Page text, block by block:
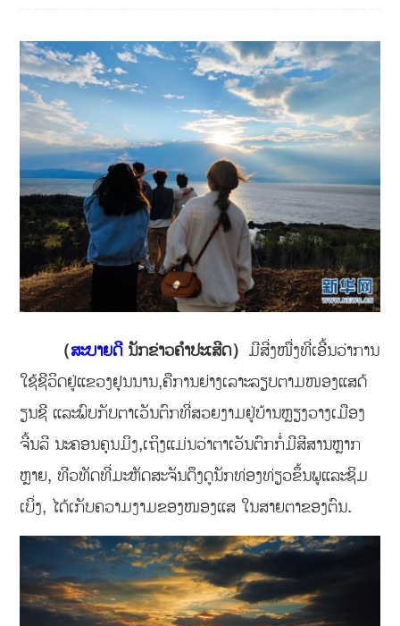
（ສະບາຍດີນັກຂ່າວຄຳປະເສີດ） ມີສີ່ງໜື່ງທີ່ເອີ້ນວ່າການ
ໃຊ້ຊີວິດຢູ່ແຂວງຢຸນນານ,ຄືການຍ່າງເລາະລຽບຕາມໜອງແສດ້
ຽນຊີ ແລະພົບກັບຕາເວັນຕົກທີ່ສວຍງາມຢູ່ບ້ານຫຼຽງວາງເມືອງ
ຈີ້ນລີ ນະຄອນຄຸນມິງ,ເຖິງແມ່ນວ່າຕາເວັນຕົກກໍ່ມີສີສານຫຼາກ
ຫຼາຍ, ທີວທັດທີ່ມະຫັດສະຈັນດຶງດູນັກທ່ອງທ່ຽວຂຶ້ນພູແລະຊິມ
ເບິ່ງ, ໄດ້ເກັບຄວາມງາມຂອງໜອງແສ ໃນສາຍຕາຂອງຕົນ.